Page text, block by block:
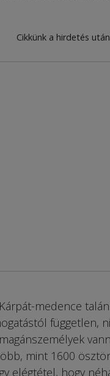
Cikkünk a hirdetés
medence
független,
mint 1600
elégtétel, hogy